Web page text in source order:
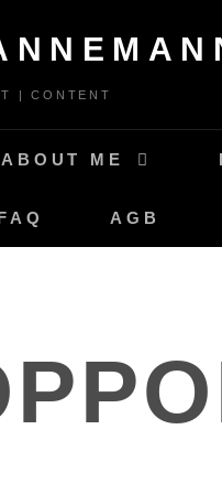
| CONTENT
ABOUT ME
AGB